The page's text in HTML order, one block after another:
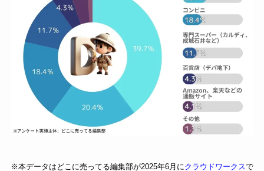
※本データはどこに売ってる編集部が2025年6月にクラウドワークスで